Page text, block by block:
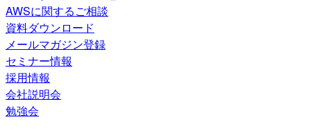
AWSに関するご相談
資料ダウンロード
メールマガジン登録
セミナー情報
採用情報
会社説明会
勉強会